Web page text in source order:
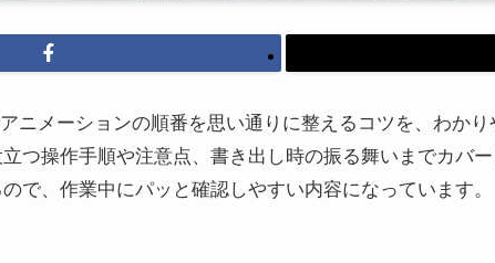
ニメーションの順番を思い通りに整えるコツを、わか
つ操作手順や注意点、書き出し時の振る舞いまでカバ
で、作業中にパッと確認しやすい内容になっています。